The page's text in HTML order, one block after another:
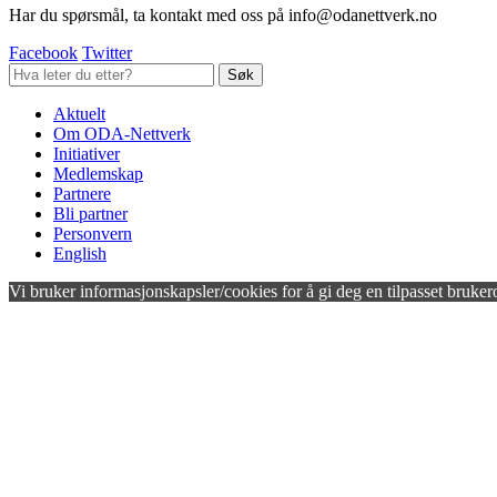
Har du spørsmål, ta kontakt med oss på info@odanettverk.no
Facebook Twitter
Aktuelt
Om ODA-Nettverk
Initiativer
Medlemskap
Partnere
Bli partner
Personvern
English
Vi bruker informasjonskapsler/cookies for å gi deg en tilpasset